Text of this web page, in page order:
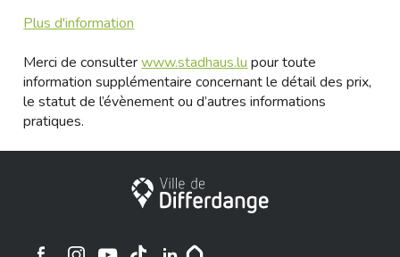
Plus d'information
Merci de consulterwww.stadhaus.lu pour toute
information supplémentaire concernant le détail des prix,
le statut de l’évènement ou d’autres informations
pratiques.
Ville de Differdange